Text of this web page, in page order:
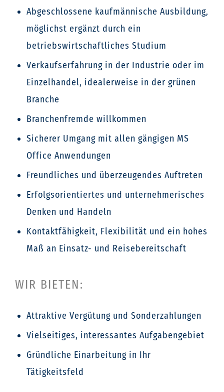
Abgeschlossene kaufmännische Ausbildung,
möglichst ergänzt durch ein
betriebswirtschaftliches Studium
Verkaufserfahrung in der Industrie oder im
Einzelhandel, idealerweise in der grünen
Branche
Branchenfremde willkommen
Sicherer Umgang mit allen gängigen MS
Office Anwendungen
Freundliches und überzeugendes Auftreten
Erfolgsorientiertes und unternehmerisches
Denken und Handeln
Kontaktfähigkeit, Flexibilität und ein hohes
Maß an Einsatz- und Reisebereitschaft
WIR BIETEN:
Attraktive Vergütung und Sonderzahlungen
Vielseitiges, interessantes Aufgabengebiet
Gründliche Einarbeitung in Ihr
Tätigkeitsfeld